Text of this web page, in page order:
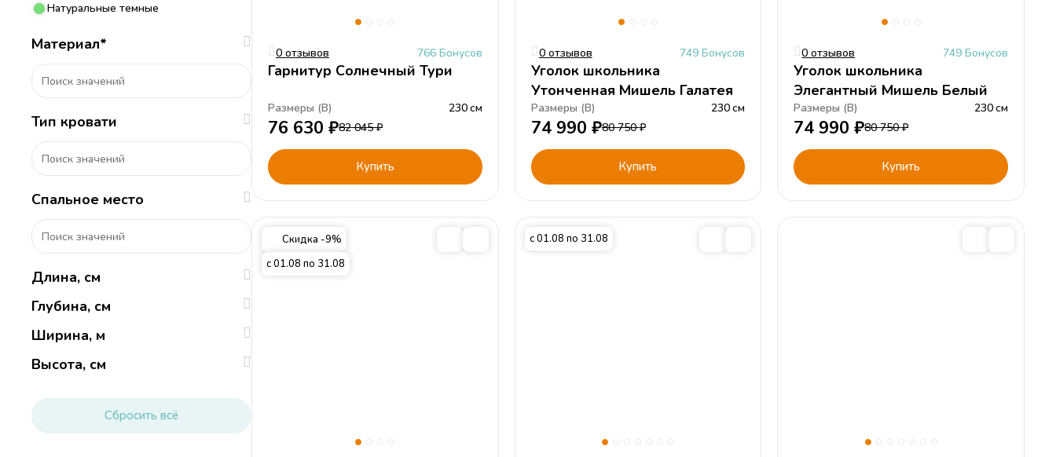
Натуральные темные
Материал*
Тип кровати
Спальное место
Длина, см
Глубина, см
Ширина, м
Высота, см
Сбросить всё
0 отзывов 766 Бонусов
Гарнитур Солнечный Тури
Размеры (В) 230см
76 630 ₽82 045₽
Купить
0 отзывов 749 Бонусов
Уголок школьника
Утонченная Мишель Галатея
Размеры (В) 230см
74 990 ₽80 750₽
Купить
0 отзывов 749 Бонусов
Уголок школьника
Элегантный Мишель Белый
Размеры (В) 230см
74 990₽80 750₽
Купить
Скидка -9%
с 01.08 по 31.08
с 01.08 по 31.08